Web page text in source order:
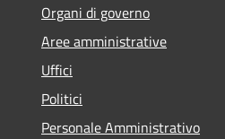
Organi di governo
Aree amministrative
Uffici
Politici
Personale Amministrativo